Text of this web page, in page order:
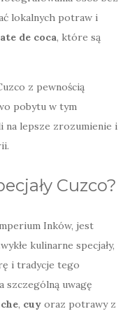
lokalnych potraw i
de coca, które są
z pewnością
pobytu w tym
na lepsze zrozumienie i
Cuzco?
Inków, jest
kulinarne specjały,
i tradycje tego
szczególną uwagę
, cuy oraz potrawy z